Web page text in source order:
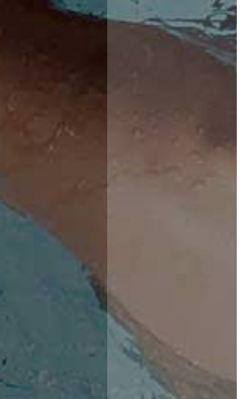
Campionato A2 Maschile
Campionato A2 Femminile
Campionato B Maschile
Storico Campionati 2003-2017
Tuffi
Risultati e Classifiche
Fondo
Eventi
Grand Prix
Norme e documenti
Risultati e Classifiche
Primati